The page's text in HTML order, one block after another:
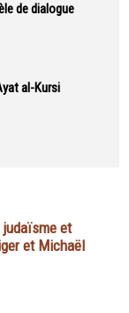
de dialogue
al-Kursi
judaïsme et
et Michaël